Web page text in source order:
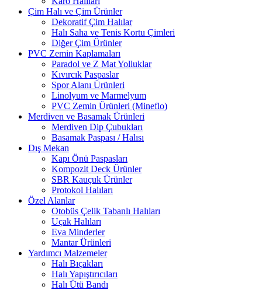
Çim Halı ve Çim Ürünler
Dekoratif Çim Halılar
Halı Saha ve Tenis Kortu Çimleri
Diğer Çim Ürünler
PVC Zemin Kaplamaları
Paradol ve Z Mat Yolluklar
Kıvırcık Paspaslar
Spor Alanı Ürünleri
Linolyum ve Marmelyum
PVC Zemin Ürünleri (Mineflo)
Merdiven ve Basamak Ürünleri
Merdiven Dip Çubukları
Basamak Paspası / Halısı
Dış Mekan
Kapı Önü Paspasları
Kompozit Deck Ürünler
SBR Kauçuk Ürünler
Protokol Halıları
Özel Alanlar
Otobüs Çelik Tabanlı Halıları
Uçak Halıları
Eva Minderler
Mantar Ürünleri
Yardımcı Malzemeler
Halı Bıçakları
Halı Yapıştırıcıları
Halı Ütü Bandı